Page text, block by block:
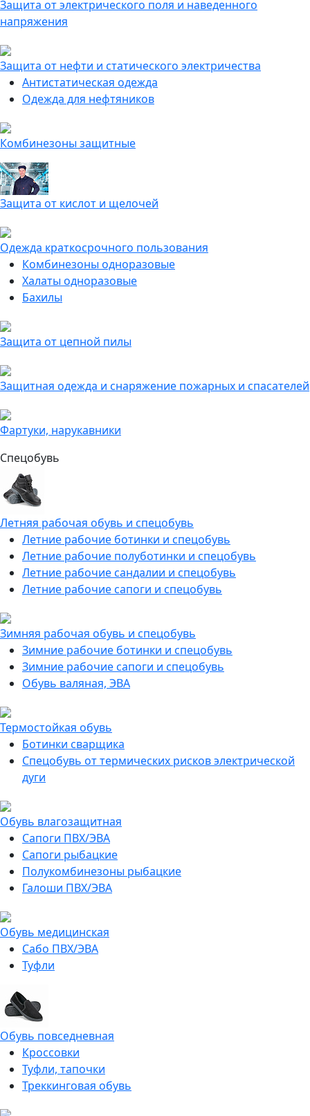
Защита от электрического поля и наведенного
напряжения
Защита от нефти и статического электричества
Антистатическая одежда
Одежда для нефтяников
Комбинезоны защитные
Защита от кислот и щелочей
Одежда краткосрочного пользования
Комбинезоны одноразовые
Халаты одноразовые
Бахилы
Защита от цепной пилы
Защитная одежда и снаряжение пожарных и спасателей
Фартуки, нарукавники
Спецобувь
Летняя рабочая обувь и спецобувь
Летние рабочие ботинки и спецобувь
Летние рабочие полуботинки и спецобувь
Летние рабочие сандалии и спецобувь
Летние рабочие сапоги и спецобувь
Зимняя рабочая обувь и спецобувь
Зимние рабочие ботинки и спецобувь
Зимние рабочие сапоги и спецобувь
Обувь валяная, ЭВА
Термостойкая обувь
Ботинки сварщика
Спецобувь от термических рисков электрической
дуги
Обувь влагозащитная
Сапоги ПВХ/ЭВА
Сапоги рыбацкие
Полукомбинезоны рыбацкие
Галоши ПВХ/ЭВА
Обувь медицинская
Сабо ПВХ/ЭВА
Туфли
Обувь повседневная
Кроссовки
Туфли, тапочки
Треккинговая обувь